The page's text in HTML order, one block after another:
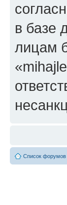
в базе
лицам
Список форумов